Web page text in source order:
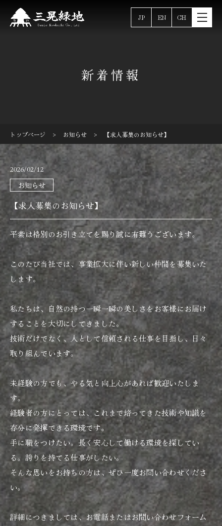
JP EN CH
新着情報
トップページ > お知らせ > 【求人募集のお知らせ】
2026/02/12
お知らせ
【求人募集のお知らせ】
平素は格別のお引き立てを賜り誠に有難うございます。
このたび当社では、事業拡大に伴い新しい仲間を募集いた
します。
私たちは、自然の持つ一瞬一瞬の美しさをお客様にお届け
することを大切にしてきました。
技術だけでなく、人として信頼される仕事を目指し、日々
取り組んでいます。
未経験の方でも、やる気と向上心があれば歓迎いたしま
す。
経験者の方にとっては、これまで培ってきた技術や知識を
存分に発揮できる環境です。
手に職をつけたい。長く安心して働ける環境を探してい
る。誇りを持てる仕事がしたい。
そんな思いをお持ちの方は、ぜひ一度お問い合わせくださ
い。
詳細につきましては、お電話またはお問い合わせフォーム